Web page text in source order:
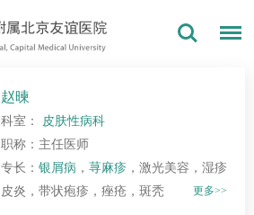
赵暕
科室：
皮肤性病科
职称：主任医师
专长： 银屑病 ， 荨麻疹 ，激光美容，湿疹
皮炎，带状疱疹，痤疮，斑秃
更多>>